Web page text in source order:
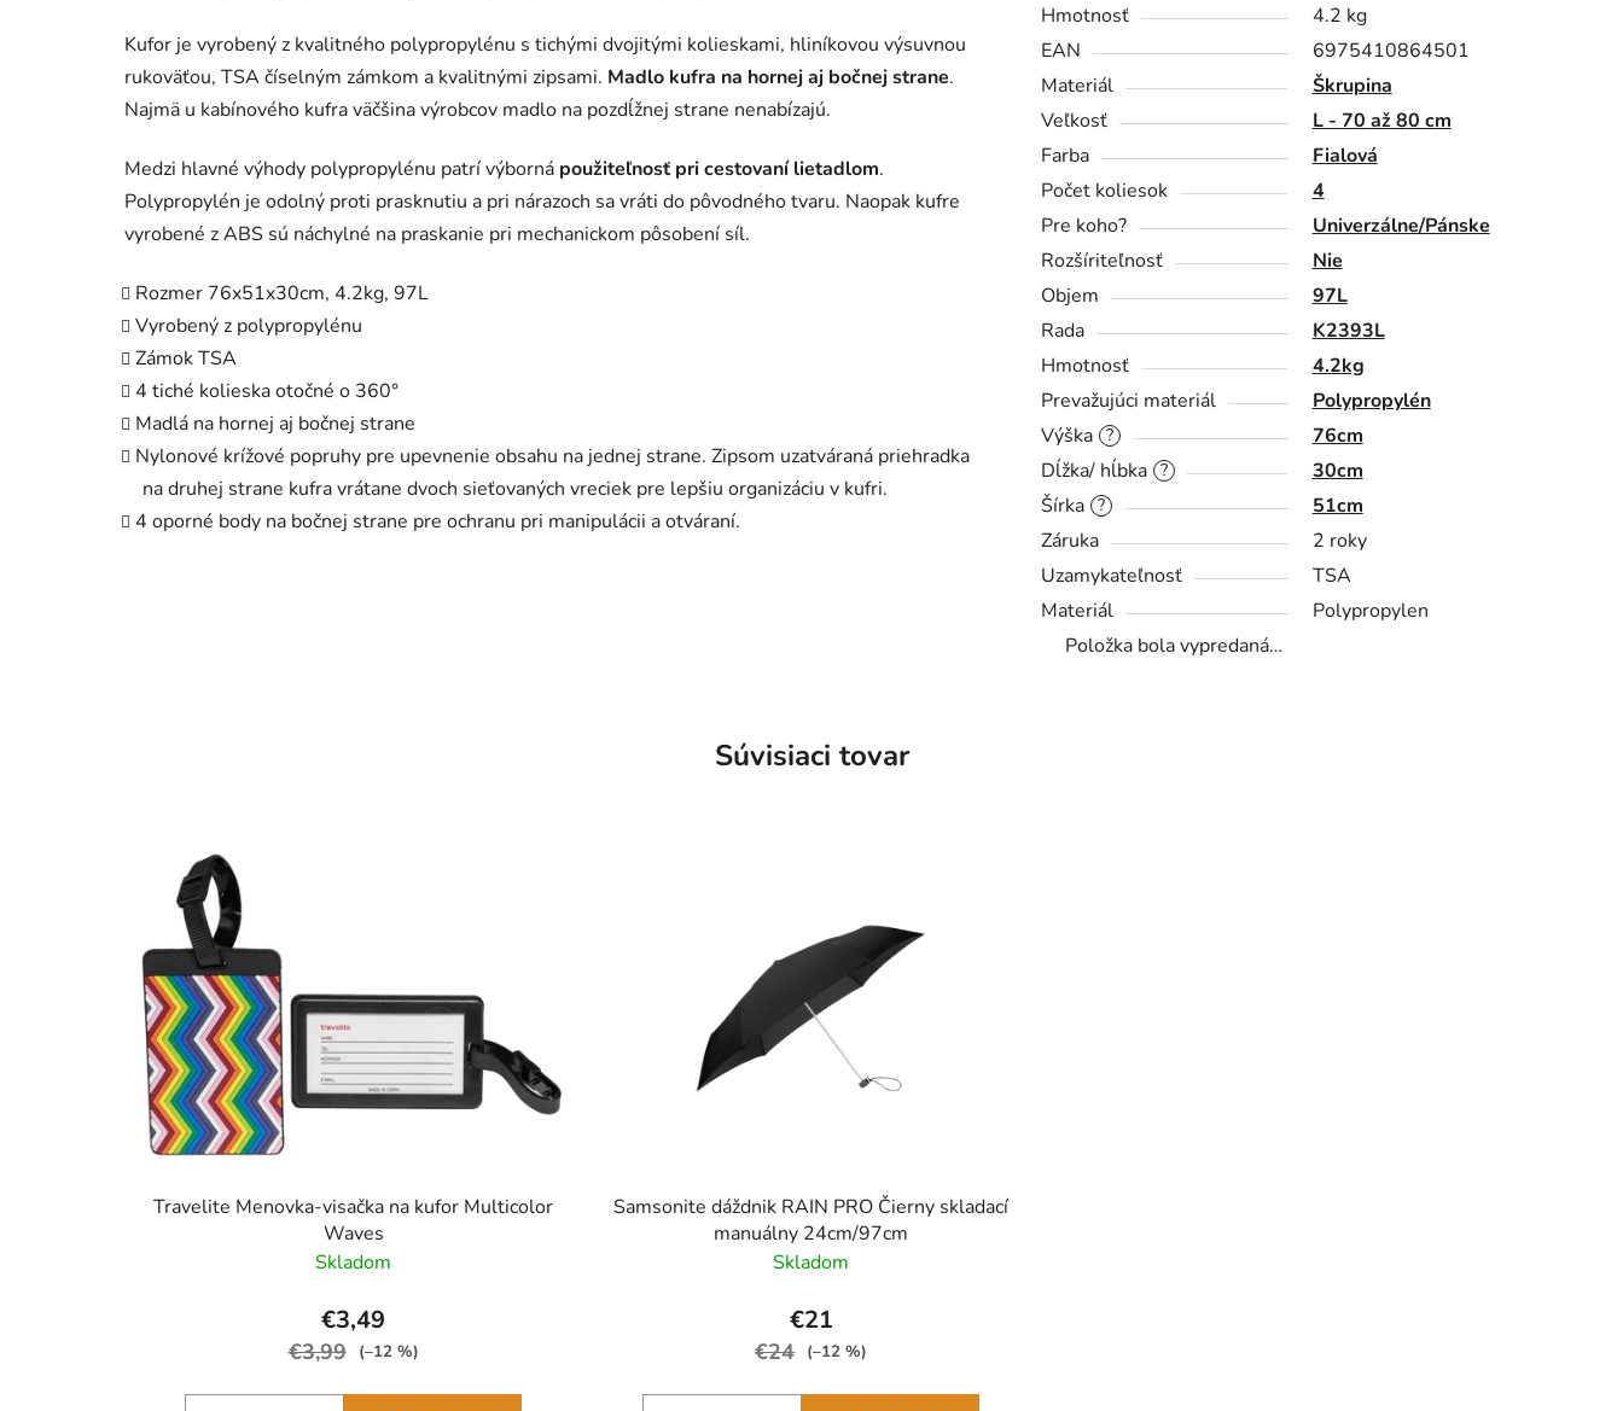
Kufor je vyrobený z kvalitného polypropylénu s tichými dvojitými kolieskami, hliníkovou výsuvnou
rukoväťou, TSA číselným zámkom a kvalitnými zipsami. Madlo kufra na hornej aj bočnej strane.
Najmä u kabínového kufra väčšina výrobcov madlo na pozdĺžnej strane nenabízajú.
Medzi hlavné výhody polypropylénu patrí výborná použiteľnosť pri cestovaní lietadlom.
Polypropylén je odolný proti prasknutiu a pri nárazoch sa vráti do pôvodného tvaru. Naopak kufre
vyrobené z ABS sú náchylné na praskanie pri mechanickom pôsobení síl.
Rozmer 76x51x30cm, 4.2kg, 97L
Vyrobený z polypropylénu
Zámok TSA
4 tiché kolieska otočné o 360°
Madlá na hornej aj bočnej strane
Nylonové krížové popruhy pre upevnenie obsahu na jednej strane. Zipsom uzatváraná priehradka
na druhej strane kufra vrátane dvoch sieťovaných vreciek pre lepšiu organizáciu v kufri.
4 oporné body na bočnej strane pre ochranu pri manipulácii a otváraní.
Hmotnosť
4.2 kg
EAN
6975410864501
Materiál
Škrupina
Veľkosť
L - 70 až 80 cm
Farba
Fialová
Počet koliesok
4
Pre koho?
Univerzálne/Pánske
Rozšíriteľnosť
Nie
Objem
97L
Rada
K2393L
Hmotnosť
4.2kg
Prevažujúci materiál
Polypropylén
?
Výška 76cm
?
Dĺžka/ hĺbka 30cm
?
Šírka
51cm
Záruka
2 roky
Uzamykateľnosť
TSA
Materiál
Polypropylen
Položka bola vypredaná…
Súvisiaci tovar
Travelite Menovka-visačka na kufor Multicolor
Waves
Skladom
€3,49
€3,99 (–12 %)
Samsonite dáždnik RAIN PRO Čierny skladací
manuálny 24cm/97cm
Skladom
€21
€24 (–12 %)